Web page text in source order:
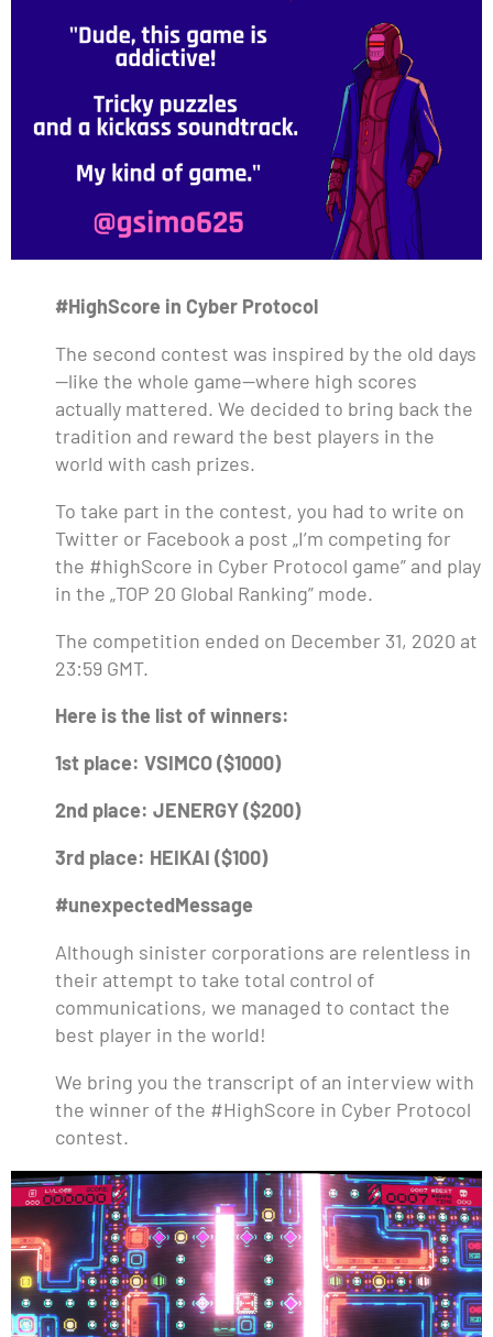
#HighScore in Cyber Protocol
The second contest was inspired by the old days
—like the whole game—where high scores
actually mattered. We decided to bring back the
tradition and reward the best players in the
world with cash prizes.
To take part in the contest, you had to write on
Twitter or Facebook a post „I’m competing for
the #highScore in Cyber Protocol game” and play
in the „TOP 20 Global Ranking” mode.
The competition ended on December 31, 2020 at
23:59 GMT.
Here is the list of winners:
1st place: VSIMCO ($1000)
2nd place: JENERGY ($200)
3rd place: HEIKAI ($100)
#unexpectedMessage
Although sinister corporations are relentless in
their attempt to take total control of
communications, we managed to contact the
best player in the world!
We bring you the transcript of an interview with
the winner of the #HighScore in Cyber Protocol
contest.